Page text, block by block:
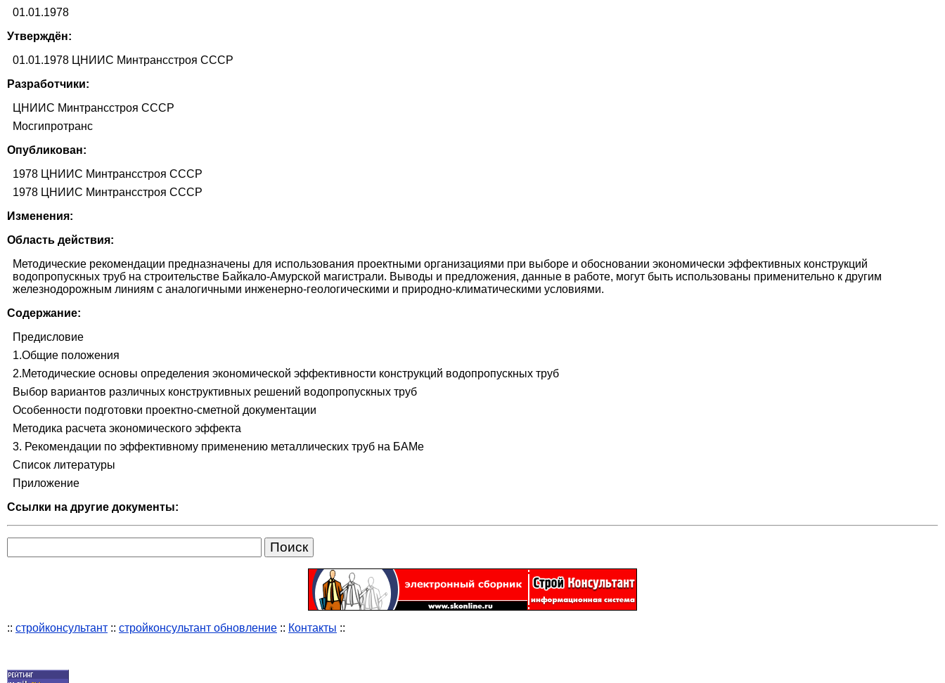
01.01.1978
Утверждён:
01.01.1978 ЦНИИС Минтрансстроя СССР
Разработчики:
ЦНИИС Минтрансстроя СССР
Мосгипротранс
Опубликован:
1978 ЦНИИС Минтрансстроя СССР
1978 ЦНИИС Минтрансстроя СССР
Изменения:
Область действия:
Методические рекомендации предназначены для использования проектными организациями при выборе и обосновании экономически эффективных конструкций
водопропускных труб на строительстве Байкало-Амурской магистрали. Выводы и предложения, данные в работе, могут быть использованы применительно к другим
железнодорожным линиям с аналогичными инженерно-геологическими и природно-климатическими условиями.
Содержание:
Предисловие
1.Общие положения
2.Методические основы определения экономической эффективности конструкций водопропускных труб
Выбор вариантов различных конструктивных решений водопропускных труб
Особенности подготовки проектно-сметной документации
Методика расчета экономического эффекта
3. Рекомендации по эффективному применению металлических труб на БАМе
Список литературы
Приложение
Ссылки на другие документы:
:: стройконсультант :: стройконсультант обновление :: Контакты ::